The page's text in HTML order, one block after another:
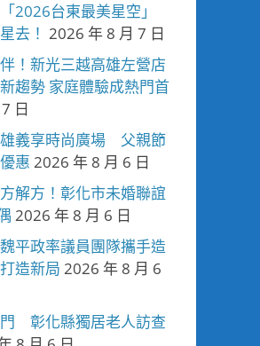
2026台東最美星空」
去！ 2026 年 8 月 7 日
！新光三越高雄左營店
趨勢 家庭體驗成熱門首
日
義享時尚廣場 父親節
惠 2026 年 8 月 6 日
解方！彰化市未婚聯誼
2026 年 8 月 6 日
平政率議員團隊攜手造
造新局 2026 年 8 月 6
彰化縣獨居老人訪查